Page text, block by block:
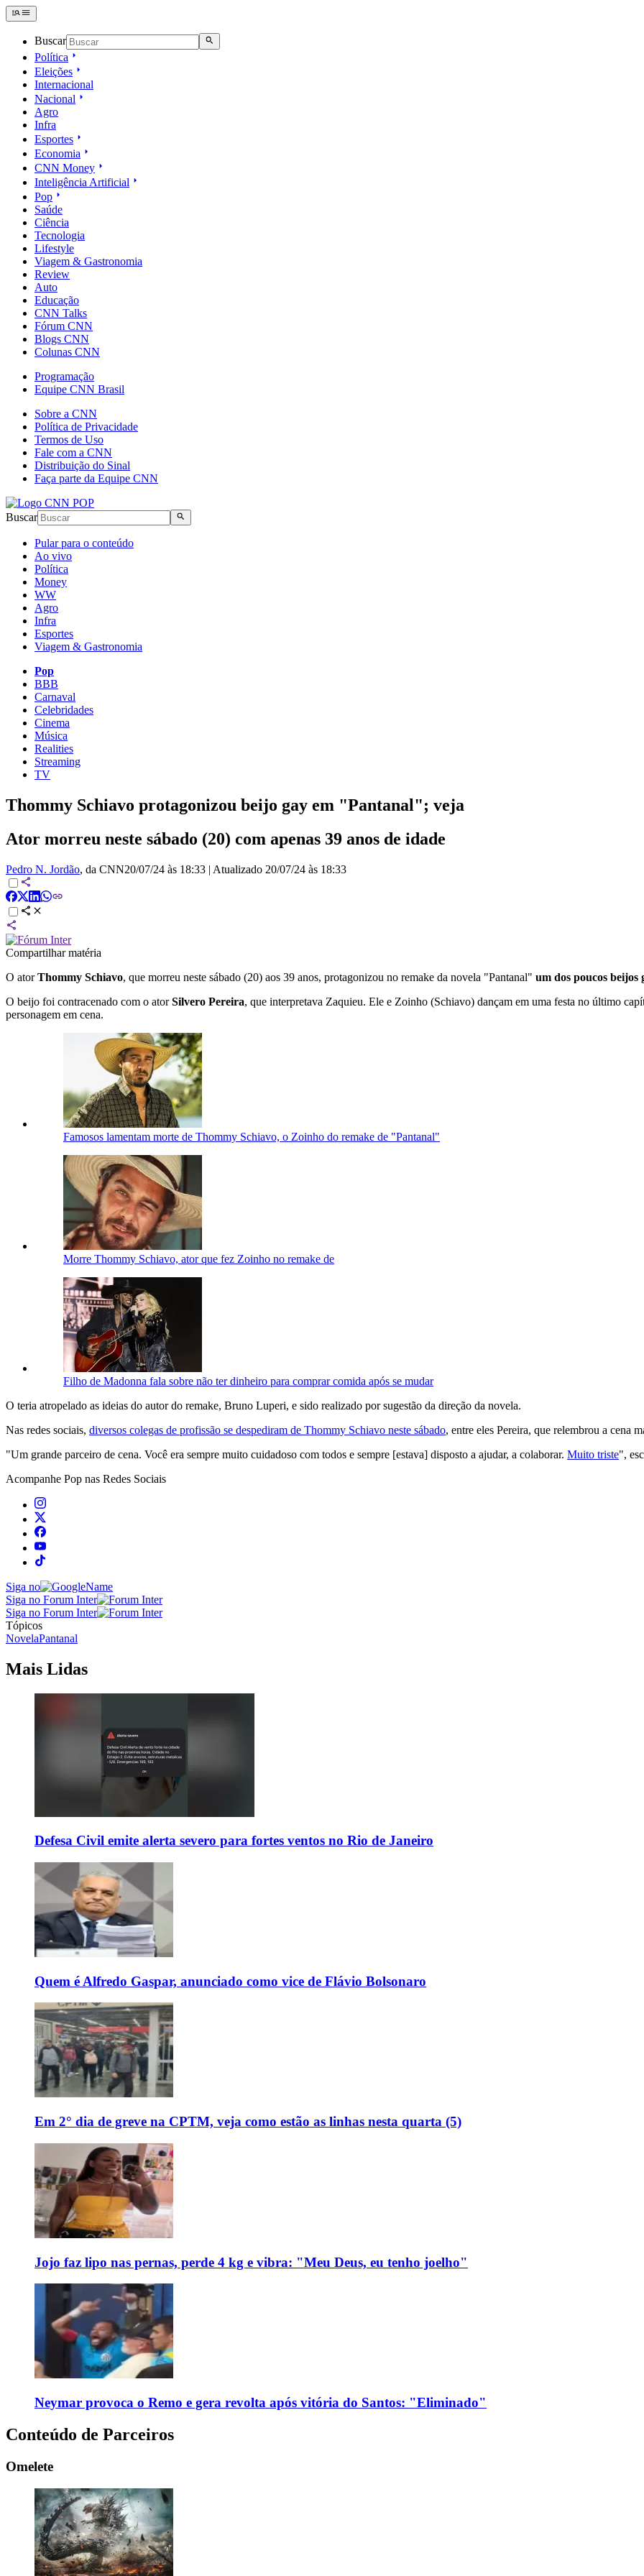
Buscar
Política
Eleições
Internacional
Nacional
Agro
Infra
Esportes
Economia
CNN Money
Inteligência Artificial
Pop
Saúde
Ciência
Tecnologia
Lifestyle
Viagem & Gastronomia
Review
Auto
Educação
CNN Talks
Fórum CNN
Blogs CNN
Colunas CNN
Programação
Equipe CNN Brasil
Sobre a CNN
Política de Privacidade
Termos de Uso
Fale com a CNN
Distribuição do Sinal
Faça parte da Equipe CNN
Buscar
Pular para o conteúdo
Ao vivo
Política
Money
WW
Agro
Infra
Esportes
Viagem & Gastronomia
Pop
BBB
Carnaval
Celebridades
Cinema
Música
Realities
Streaming
TV
Thommy Schiavo protagonizou beijo gay em "Pantanal"; veja
Ator morreu neste sábado (20) com apenas 39 anos de idade
Pedro N. Jordão, da CNN20/07/24 às 18:33 | Atualizado 20/07/24 às 18:33
Compartilhar matéria
O atorThommy Schiavo, que morreu neste sábado (20) aos 39 anos, protagonizou no remake da novela "Pantanal" um dos poucos
O beijo foi contracenado com o atorSilvero Pereira, que interpretava Zaquieu. Ele e Zoinho (Schiavo) dançam em uma festa no último
personagem em cena.
Famosos lamentam morte de Thommy Schiavo, o Zoinho do remake de "Pantanal"
Morre Thommy Schiavo, ator que fez Zoinho no remake de
Filho de Madonna fala sobre não ter dinheiro para comprar comida após se mudar
O teria atropelado as ideias do autor do remake, Bruno Luperi, e sido realizado por sugestão da direção da novela.
Nas redes sociais, diversos colegas de profissão se despediram de Thommy Schiavo neste sábado, entre eles Pereira, que relembrou a cena
"Um grande parceiro de cena. Você era sempre muito cuidadoso com todos e sempre [estava] disposto a ajudar, a colaborar. Muito triste",
Acompanhe Pop nas Redes Sociais
Siga no
Siga no Forum Inter
Siga no Forum Inter
Tópicos
NovelaPantanal
Mais Lidas
Defesa Civil emite alerta severo para fortes ventos no Rio de Janeiro
Quem é Alfredo Gaspar, anunciado como vice de Flávio Bolsonaro
Em 2° dia de greve na CPTM, veja como estão as linhas nesta quarta (5)
Jojo faz lipo nas pernas, perde 4 kg e vibra: "Meu Deus, eu tenho joelho"
Neymar provoca o Remo e gera revolta após vitória do Santos: "Eliminado"
Conteúdo de Parceiros
Omelete